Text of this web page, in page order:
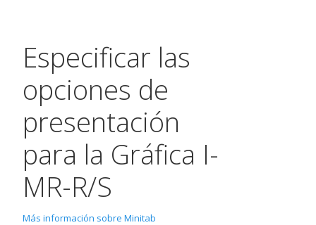
Especificar las
opciones de
presentación
para la Gráfica I-
MR-R/S
Más información sobre Minitab